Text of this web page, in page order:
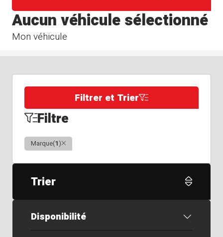
Mon véhicule
Aucun véhicule sélectionné
Filtrer et Trier
Filtre
Marque(1)Clair
Trier
Disponibilité